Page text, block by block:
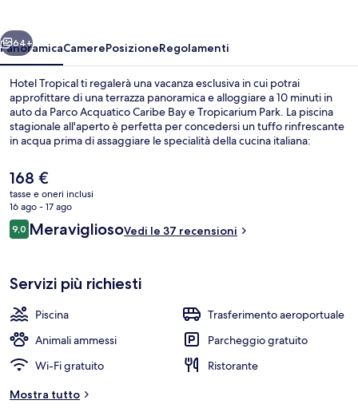
Avanti
64+
PanoramicaCamerePosizioneRegolamenti
Hotel Tropical ti regalerà una vacanza esclusiva in cui potrai
approfittare di una terrazza panoramica e alloggiare a 10 minuti in
auto da Parco Acquatico Caribe Bay e Tropicarium Park. La piscina
stagionale all'aperto è perfetta per concedersi un tuffo rinfrescante
in acqua prima di assaggiare le specialità della cucina italiana:
struttura includono un bar/lounge, una vasca idromassaggio e una
piscina per bambini.
Il
prezzo
attuale
è
168 €
168 €
tasse e oneri inclusi
16 ago - 17 ago
Recensioni
9,09,0 su 10
MeravigliosoVedi le 37 recensioni
Servizi più richiesti
Piscina
Trasferimento aeroportuale
Animali ammessi
Parcheggio gratuito
Wi-Fi gratuito
Ristorante
Mostra tutto